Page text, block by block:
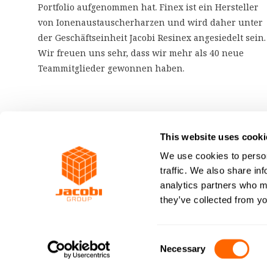
This website uses
We use cookies to
traffic. We also share
analytics partners who
they’ve collected from
Selection
Necessary
Portfolio aufgenommen hat. Finex ist ein Hersteller
von Ionenaustauscherharzen und wird daher unter
der Geschäftseinheit Jacobi Resinex angesiedelt sein.
Wir freuen uns sehr, dass wir mehr als 40 neue
Teammitglieder gewonnen haben.